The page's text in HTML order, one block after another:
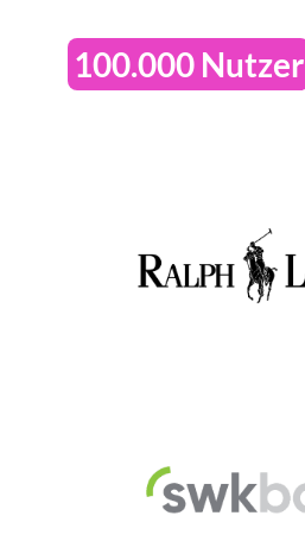
100.000 Nutzer